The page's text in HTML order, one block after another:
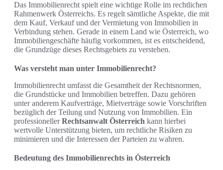
Das Immobilienrecht spielt eine wichtige Rolle im rechtlichen
Rahmenwerk Österreichs. Es regelt sämtliche Aspekte, die mit
dem Kauf, Verkauf und der Vermietung von Immobilien in
Verbindung stehen. Gerade in einem Land wie Österreich, wo
Immobiliengeschäfte häufig vorkommen, ist es entscheidend,
die Grundzüge dieses Rechtsgebiets zu verstehen.
Was versteht man unter Immobilienrecht?
Immobilienrecht umfasst die Gesamtheit der Rechtsnormen,
die Grundstücke und Immobilien betreffen. Dazu gehören
unter anderem Kaufverträge, Mietverträge sowie Vorschriften
bezüglich der Teilung und Nutzung von Immobilien. Ein
professionellerRechtsanwalt Österreich kann hierbei
wertvolle Unterstützung bieten, um rechtliche Risiken zu
minimieren und die Interessen der Parteien zu wahren.
Bedeutung des Immobilienrechts in Österreich